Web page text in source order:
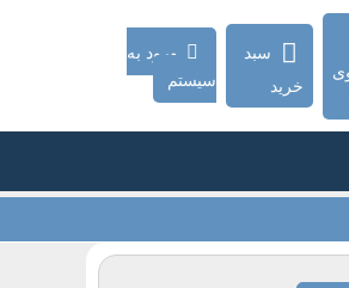
سبد
خرید
ورود به
سیستم